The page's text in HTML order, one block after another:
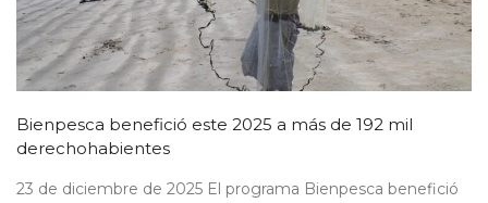
Bienpesca benefició este 2025 a más de 192 mil
derechohabientes
23 de diciembre de 2025 El programa Bienpesca benefició